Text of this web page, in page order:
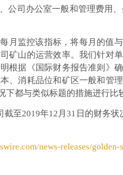
公司办公室一般和管理费用
月监控该指标，将每月的值
矿山的运营效率。我们针对
根据《国际财务报告准则》
、消耗品位和矿区一般和管
都与类似标题的措施进行比
至2019年12月31日的财务
news-releases/